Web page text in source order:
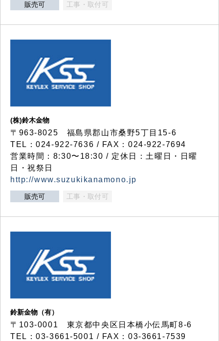
販売可 工事・取付可
(株)鈴木金物
〒963-8025 福島県郡山市桑野5丁目15-6
TEL：024-922-7636 / FAX：024-922-7694
営業時間：8:30〜18:30 / 定休日：土曜日・日曜
日・祝祭日
http://www.suzukikanamono.jp
販売可 工事・取付可
鈴新金物（有）
〒103-0001 東京都中央区日本橋小伝馬町8-6
TEL：03-3661-5001 / FAX：03-3661-7539